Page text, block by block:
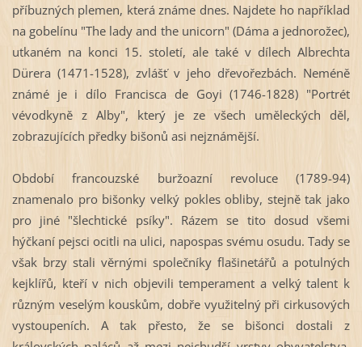
příbuzných plemen, která známe dnes. Najdete ho například
na gobelínu "The lady and the unicorn" (Dáma a jednorožec),
utkaném na konci 15. století, ale také v dílech Albrechta
Dürera (1471-1528), zvlášť v jeho dřevořezbách. Neméně
známé je i dílo Francisca de Goyi (1746-1828) "Portrét
vévodkyně z Alby", který je ze všech uměleckých děl,
zobrazujících předky bišonů asi nejznámější.
Období francouzské buržoazní revoluce (1789-94)
znamenalo pro bišonky velký pokles obliby, stejně tak jako
pro jiné "šlechtické psíky". Rázem se tito dosud všemi
hýčkaní pejsci ocitli na ulici, napospas svému osudu. Tady se
však brzy stali věrnými společníky flašinetářů a potulných
kejklířů, kteří v nich objevili temperament a velký talent k
různým veselým kouskům, dobře využitelný při cirkusových
vystoupeních. A tak přesto, že se bišonci dostali z